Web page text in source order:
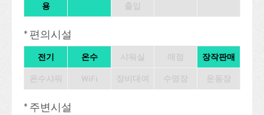
용
* 편의시설
전기 온수 장작판매
* 주변시설